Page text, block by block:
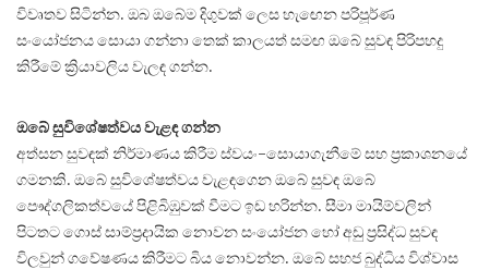
විවෘතව සිටින්න. ඔබ ඔබේම දිගුවක් ලෙස හැඟෙන පරිපූර්ණ
සංයෝජනය සොයා ගන්නා තෙක් කාලයත් සමඟ ඔබේ සුවඳ පිරිපහදු
කිරීමේ ක්‍රියාවලිය වැලඳ ගන්න.
ඔබේ සුවිශේෂත්වය වැළඳ ගන්න
අත්සන සුවඳක් නිර්මාණය කිරීම ස්වයං-සොයාගැනීමේ සහ ප්‍රකාශනයේ
ගමනකි. ඔබේ සුවිශේෂත්වය වැළඳගෙන ඔබේ සුවඳ ඔබේ
පෞද්ගලිකත්වයේ පිළිබිඹුවක් වීමට ඉඩ හරින්න. සීමා මායිම්වලින්
පිටතට ගොස් සාම්ප්‍රදායික නොවන සංයෝජන හෝ අඩු ප්‍රසිද්ධ සුවඳ
විලවුන් ගවේෂණය කිරීමට බිය නොවන්න. ඔබේ සහජ බුද්ධිය විශ්වාස